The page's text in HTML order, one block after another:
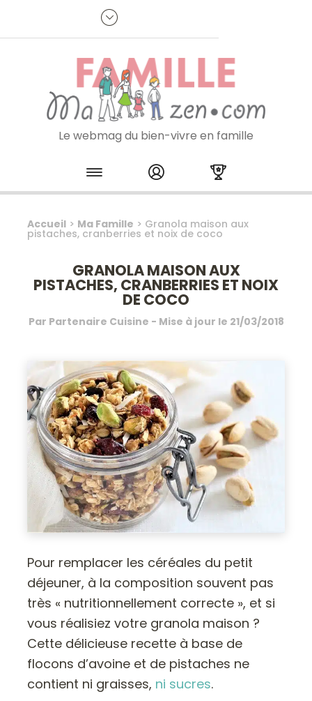
Je m'inscris à la newsletter
Le webmag du bien-vivre en famille
Skip to content
Accueil > Ma Famille > Granola maison aux
pistaches, cranberries et noix de coco
GRANOLA MAISON AUX
PISTACHES, CRANBERRIES ET NOIX
DE COCO
Par Partenaire Cuisine - Mise à jour le 21/03/2018
Pour remplacer les céréales du petit
déjeuner, à la composition souvent pas
très « nutritionnellement correcte », et si
vous réalisiez votre granola maison ?
Cette délicieuse recette à base de
flocons d’avoine et de pistaches ne
contient ni graisses, ni sucres.
Panneau de gestion des cookies